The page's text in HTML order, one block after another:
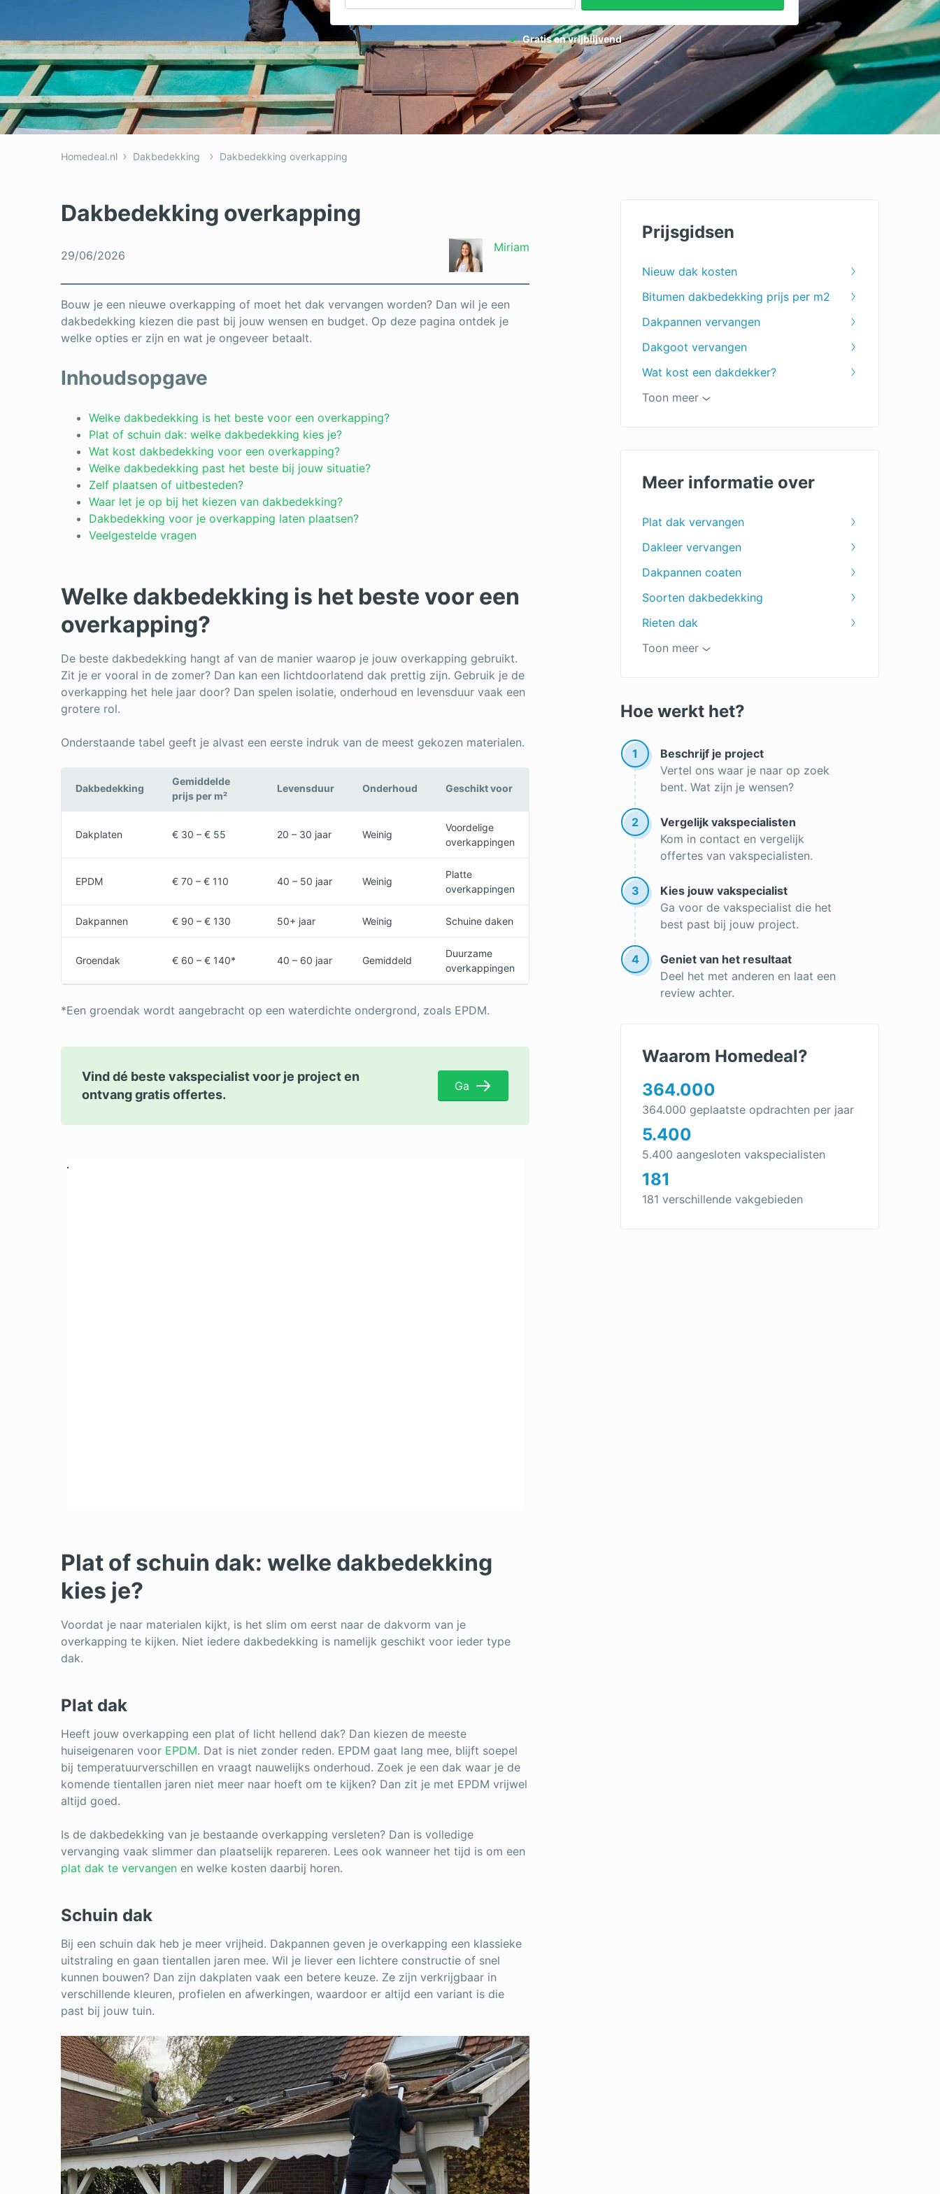
Dakraam
Elektricien
Laadpalen
Loodgieter
Ongediertebestrijding
Tuinonderhoud
Ventilatie
Gratis en vrijblijvend
Homedeal.nl Dakbedekking Dakbedekking overkapping
Dakbedekking overkapping
29/06/2026
Miriam
Bouw je een nieuwe overkapping of moet het dak vervangen worden? Dan wil je een
dakbedekking kiezen die past bij jouw wensen en budget. Op deze pagina ontdek je
welke opties er zijn en wat je ongeveer betaalt.
Inhoudsopgave
Welke dakbedekking is het beste voor een overkapping?
Plat of schuin dak: welke dakbedekking kies je?
Wat kost dakbedekking voor een overkapping?
Welke dakbedekking past het beste bij jouw situatie?
Zelf plaatsen of uitbesteden?
Waar let je op bij het kiezen van dakbedekking?
Dakbedekking voor je overkapping laten plaatsen?
Veelgestelde vragen
Welke dakbedekking is het beste voor een
overkapping?
De beste dakbedekking hangt af van de manier waarop je jouw overkapping gebruikt.
Zit je er vooral in de zomer? Dan kan een lichtdoorlatend dak prettig zijn. Gebruik je de
overkapping het hele jaar door? Dan spelen isolatie, onderhoud en levensduur vaak een
grotere rol.
Onderstaande tabel geeft je alvast een eerste indruk van de meest gekozen materialen.
Dakbedekking
Gemiddelde
prijs per m²
Levensduur Onderhoud Geschikt voor
Dakplaten € 30 – € 55 20 – 30 jaar Weinig
Voordelige
overkappingen
EPDM € 70 – € 110 40 – 50 jaar Weinig
Platte
overkappingen
Dakpannen € 90 – € 130 50+ jaar Weinig Schuine daken
Groendak € 60 – € 140* 40 – 60 jaar Gemiddeld
Duurzame
overkappingen
*Een groendak wordt aangebracht op een waterdichte ondergrond, zoals EPDM.
Vind dé beste vakspecialist voor je project en
ontvang gratis offertes.
Ga
Plat of schuin dak: welke dakbedekking
kies je?
Voordat je naar materialen kijkt, is het slim om eerst naar de dakvorm van je
overkapping te kijken. Niet iedere dakbedekking is namelijk geschikt voor ieder type
dak.
Plat dak
Heeft jouw overkapping een plat of licht hellend dak? Dan kiezen de meeste
huiseigenaren voor EPDM. Dat is niet zonder reden. EPDM gaat lang mee, blijft soepel
bij temperatuurverschillen en vraagt nauwelijks onderhoud. Zoek je een dak waar je de
komende tientallen jaren niet meer naar hoeft om te kijken? Dan zit je met EPDM vrijwel
altijd goed.
Is de dakbedekking van je bestaande overkapping versleten? Dan is volledige
vervanging vaak slimmer dan plaatselijk repareren. Lees ook wanneer het tijd is om een
plat dak te vervangen en welke kosten daarbij horen.
Schuin dak
Bij een schuin dak heb je meer vrijheid. Dakpannen geven je overkapping een klassieke
uitstraling en gaan tientallen jaren mee. Wil je liever een lichtere constructie of snel
kunnen bouwen? Dan zijn dakplaten vaak een betere keuze. Ze zijn verkrijgbaar in
verschillende kleuren, profielen en afwerkingen, waardoor er altijd een variant is die
past bij jouw tuin.
Prijsgidsen
Nieuw dak kosten
Bitumen dakbedekking prijs per m2
Dakpannen vervangen
Dakgoot vervangen
Wat kost een dakdekker?
Dakgoot schoonmaken prijs
Dakreparatie
Dakbedekking schuur prijs
PVC dakbedekking
Groendak kosten
Rietdekkersbedrijf prijzen
Prijzen EPDM dakbedekking
Kosten rieten dak
Dakbedekking kosten
Toon meer
Meer informatie over
Plat dak vervangen
Dakleer vervangen
Dakpannen coaten
Soorten dakbedekking
Rieten dak
Lekkage dak
Lichtkoepel plat dak plaatsen
Dakleer reparatie
Dakdekker
Dakleer branden
Bitumen dakbedekking
Dakleer verwijderen
Dakplaten
Leien dak
Witte dakbedekking
Daklekkage opsporen
Dakbedekking plat dak
Goedkope dakbedekking
Onderhoud rieten dak
Nieuwe dakbedekking over oude
Dakbedekking vervangen
Dakpannen leggen
Toon meer
Hoe werkt het?
1
Beschrijf je project
Vertel ons waar je naar op zoek
bent. Wat zijn je wensen?
2
Vergelijk vakspecialisten
Kom in contact en vergelijk
offertes van vakspecialisten.
3
Kies jouw vakspecialist
Ga voor de vakspecialist die het
best past bij jouw project.
4
Geniet van het resultaat
Deel het met anderen en laat een
review achter.
Waarom Homedeal?
364.000
364.000 geplaatste opdrachten per jaar
5.400
5.400 aangesloten vakspecialisten
181
181 verschillende vakgebieden